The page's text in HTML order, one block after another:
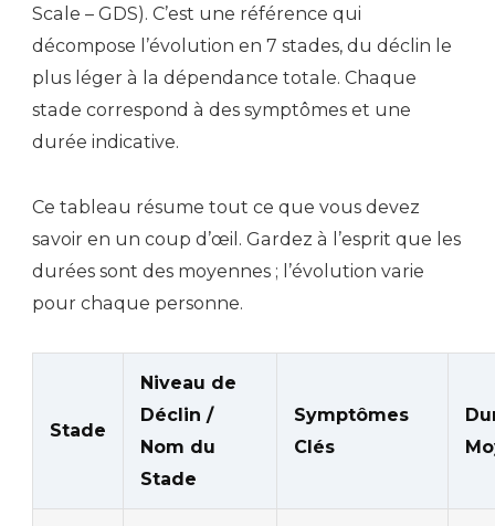
Scale – GDS). C’est une référence qui
décompose l’évolution en 7 stades, du déclin le
plus léger à la dépendance totale. Chaque
stade correspond à des symptômes et une
durée indicative.
Ce tableau résume tout ce que vous devez
savoir en un coup d’œil. Gardez à l’esprit que les
durées sont des moyennes ; l’évolution varie
pour chaque personne.
Stade
Niveau de
Déclin /
Nom du
Stade
Symptômes
Clés